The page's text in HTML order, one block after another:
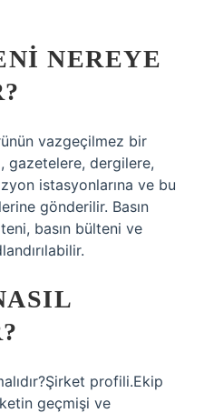
NEREYE
vazgeçilmez bir
gazetelere, dergilere,
istasyonlarına ve bu
gönderilir. Basın
basın bülteni ve
profili.Ekip
geçmişi ve